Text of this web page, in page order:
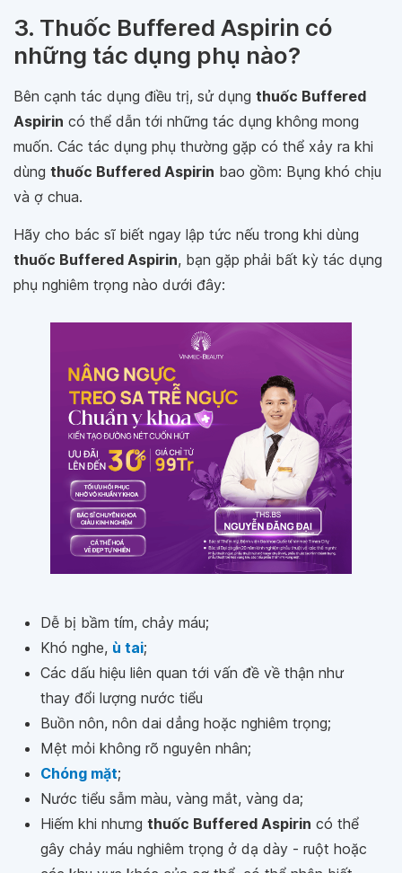
3. Thuốc Buffered Aspirin có
những tác dụng phụ nào?
Bên cạnh tác dụng điều trị, sử dụng thuốc Buffered
Aspirin có thể dẫn tới những tác dụng không mong
muốn. Các tác dụng phụ thường gặp có thể xảy ra khi
dùng thuốc Buffered Aspirin bao gồm: Bụng khó chịu
và ợ chua.
Hãy cho bác sĩ biết ngay lập tức nếu trong khi dùng
thuốc Buffered Aspirin, bạn gặp phải bất kỳ tác dụng
phụ nghiêm trọng nào dưới đây:
Dễ bị bầm tím, chảy máu;
Khó nghe, ù tai;
Các dấu hiệu liên quan tới vấn đề về thận như
thay đổi lượng nước tiểu
Buồn nôn, nôn dai dẳng hoặc nghiêm trọng;
Mệt mỏi không rõ nguyên nhân;
Chóng mặt;
Nước tiểu sẫm màu, vàng mắt, vàng da;
Hiếm khi nhưng thuốc Buffered Aspirin có thể
gây chảy máu nghiêm trọng ở dạ dày - ruột hoặc